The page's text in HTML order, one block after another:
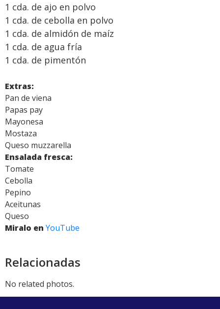
1 cda. de ajo en polvo
1 cda. de cebolla en polvo
1 cda. de almidón de maíz
1 cda. de agua fría
1 cda. de pimentón
Extras:
Pan de viena
Papas pay
Mayonesa
Mostaza
Queso muzzarella
Ensalada fresca:
Tomate
Cebolla
Pepino
Aceitunas
Queso
Miralo en YouTube
Relacionadas
No related photos.